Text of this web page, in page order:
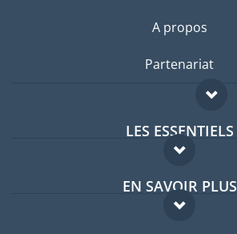
A propos
Partenariat
LES ESSENTIELS
Forum expatriés
Guides pays
EN SAVOIR PLUS
FAQ